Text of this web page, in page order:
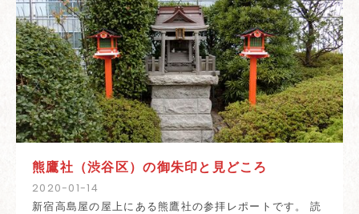
2020-01-14
熊鷹社（渋谷区）の御朱印と見どころ
新宿高島屋の屋上にある熊鷹社の参拝レポートです。 読